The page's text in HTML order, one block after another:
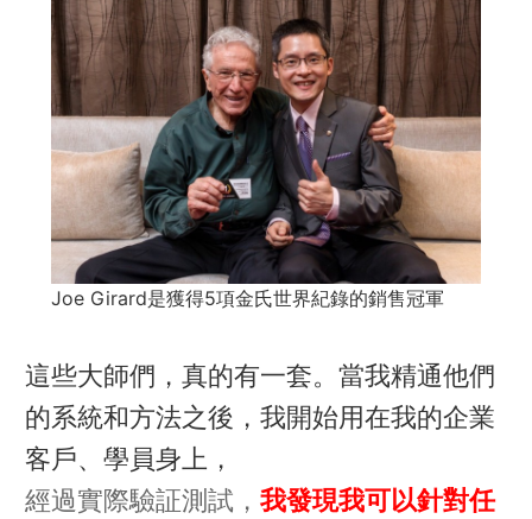
​​Joe Girard是獲得5項金氏世界紀錄的銷售冠軍
這些大師們，真的有一套。當我精通他們
的系統和方法之後，我開始用在我的企業
客戶、學員身上，
經過實際驗証測試， 我發現我可以針對任